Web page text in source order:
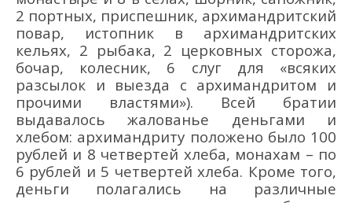
2 портных, приспешник, архимандритский
повар, истопник в архимандритских
кельях, 2 рыбака, 2 церковных сторожа,
бочар, колесник, 6 слуг для «всяких
разсылок и выезда с архимандритом и
прочими властями»). Всей братии
выдавалось жалованье деньгами и
хлебом: архимандриту положено было 100
рублей и 8 четвертей хлеба, монахам – по
6 рублей и 5 четвертейхлеба. Кроме того,
деньги полагались на различные